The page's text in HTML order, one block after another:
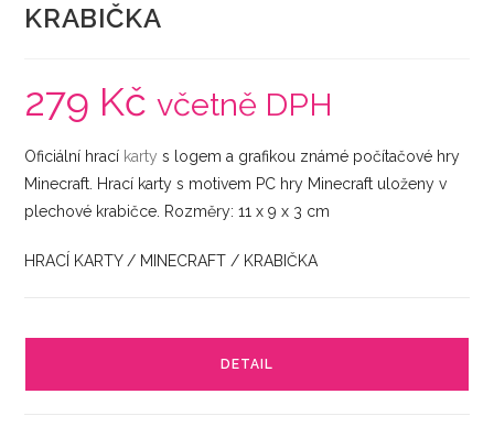
KRABIČKA
279 Kč včetně DPH
Oficiální hrací karty s logem a grafikou známé počítačové hry
Minecraft. Hrací karty s motivem PC hry Minecraft uloženy v
plechové krabičce. Rozměry: 11 x 9 x 3 cm
HRACÍ KARTY / MINECRAFT / KRABIČKA
DETAIL